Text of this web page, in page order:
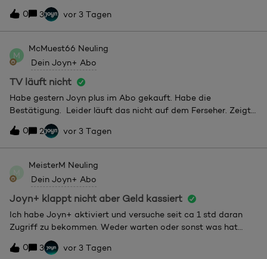
ausgestrahlten? Ich wäre jedenfalls sehr an einer
Streamingmöglichkeit der deutschen Synrcho interessiert.
0 3 vor 3 Tagen
M
McMuest66 Neuling
Dein Joyn+ Abo
TV läuft nicht
Habe gestern Joyn plus im Abo gekauft. Habe die
Bestätigung. Leider läuft das nicht auf dem Ferseher. Zeigt
immer nur an das ich das abonnieren soll. Was ist zu tun?
0
2 vor 3 Tagen
MeisterM Neuling
Dein Joyn+ Abo
Joyn+ klappt nicht aber Geld kassiert
Ich habe Joyn+ aktiviert und versuche seit ca 1 std daran
Zugriff zu bekommen. Weder warten oder sonst was hat
funktioniert. Wieso klappt der Geld Eingang so schnell aber
der andere prorzess um Joyn+ Zugänge nicht. Ärgert mich
0 3 vor 3 Tagen